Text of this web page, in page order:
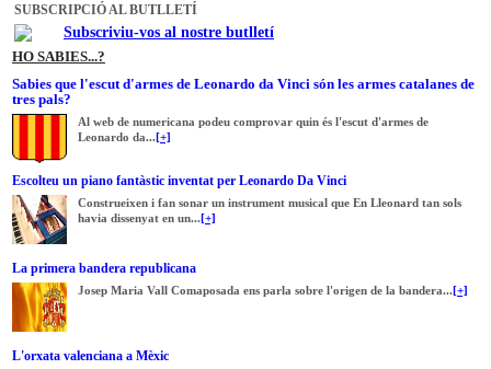
SUBSCRIPCIÓ AL BUTLLETÍ
Subscriviu-vos al nostre butlletí
HO SABIES...?
Sabies que l'escut d'armes de Leonardo da Vinci són les armes catalanes de
tres pals?
Al web de numericana podeu comprovar quin és l'escut d'armes de
Leonardo da...[+]
Escolteu un piano fantàstic inventat per Leonardo Da Vinci
Construeixen i fan sonar un instrument musical que En Lleonard tan sols
havia dissenyat en un...[+]
La primera bandera republicana
Josep Maria Vall Comaposada ens parla sobre l'origen de la bandera...[+]
L'orxata valenciana a Mèxic